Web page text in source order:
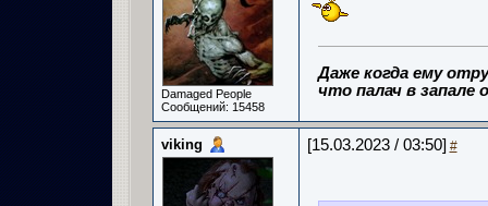
Damaged People
Сообщений: 15458
Даже когда ему
что палач в запале
viking [15.03.2023 / 03:50] #